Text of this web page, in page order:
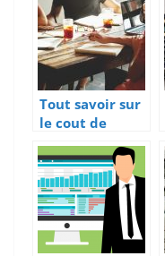
Tout savoir sur
le cout de
creation d’une
micro-
entreprise